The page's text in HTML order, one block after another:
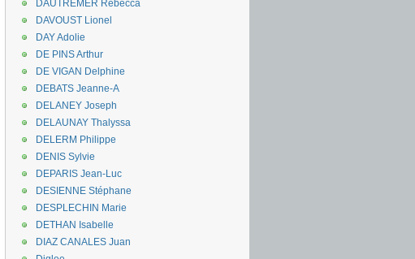
DAUTREMER Rébecca
DAVOUST Lionel
DAY Adolie
DE PINS Arthur
DE VIGAN Delphine
DEBATS Jeanne-A
DELANEY Joseph
DELAUNAY Thalyssa
DELERM Philippe
DENIS Sylvie
DEPARIS Jean-Luc
DESIENNE Stéphane
DESPLECHIN Marie
DETHAN Isabelle
DIAZ CANALES Juan